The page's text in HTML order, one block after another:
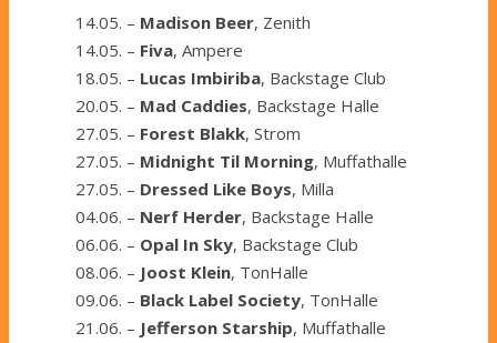
14.05. – Madison Beer, Zenith
14.05. – Fiva, Ampere
18.05. – Lucas Imbiriba, Backstage Club
20.05. – Mad Caddies, Backstage Halle
27.05. – Forest Blakk, Strom
27.05. – Midnight Til Morning, Muffathalle
27.05. – Dressed Like Boys, Milla
04.06. – Nerf Herder, Backstage Halle
06.06. – Opal In Sky, Backstage Club
08.06. – Joost Klein, TonHalle
09.06. – Black Label Society, TonHalle
21.06. – Jefferson Starship, Muffathalle